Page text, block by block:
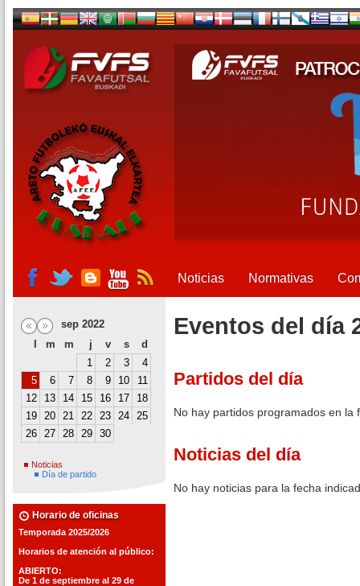
Noticias Normativas
sep 2022
m m j v s
d
1
2 3
4
5
6 7 8 9 10
11
12
13 14 15 16 17
18
19 20 21 22 23 24 25
26 27 28 29 30
Noticias
Día de partido
Horario de oficinas
Temporada 2025/2026
Horarios de atención al público:
ABIERTO:
De 1 de septiembre al 29 de
Eventos del día
Partidos del día
No hay partidos programados en la
Noticias del día
No hay noticias para la fecha